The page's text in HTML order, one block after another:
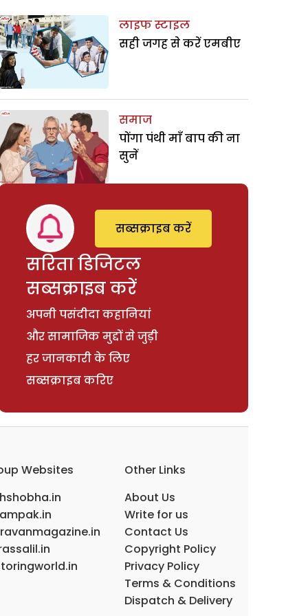
लाइफ स्टाइल
सही जगह से करें एमबीए
समाज
पोंगा पंथी माँ बाप की ना
सुनें
सरिता डिजिटल
सब्सक्राइब करें
अपनी पसंदीदा कहानियां
और सामाजिक मुद्दों से जुड़ी
हर जानकारी के लिए
सब्सक्राइब करिए
सब्सक्राइब करें
Websites
Other Links
About Us
Write for us
Contact Us
Copyright Policy
Privacy Policy
Terms & Conditions
Dispatch & Delivery